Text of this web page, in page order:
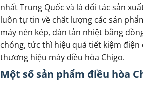
nhất Trung Quốc và là đối tác sản
luôn tự tin về chất lượng các sản
máy nén kép, dàn tản nhiệt bằng
chóng, tức thì hiệu quả tiết kiệm
thương hiệu máy điều hòa Chigo.
Một số sản phẩm điều hòa